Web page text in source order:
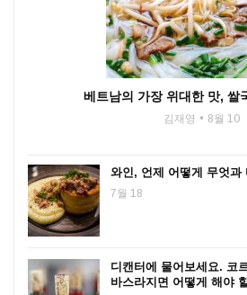
베트남의 가장 위대한 맛, 쌀
김재영 8월 10
와인, 언제 어떻게 무엇과
7월 18
디캔터에 물어보세요. 코
바스라지면 어떻게 해야